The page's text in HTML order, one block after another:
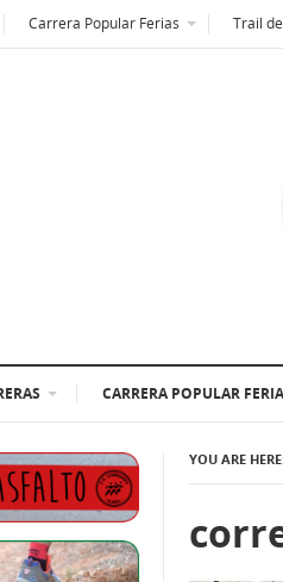
Carrera Popular Ferias Trail
CARRERA POPULAR
YOU ARE